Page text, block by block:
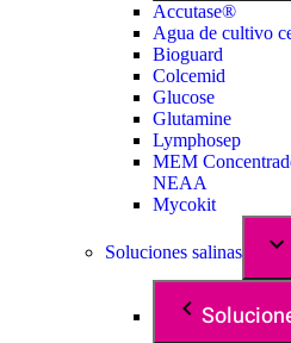
Accutase®
Agua de cultivo
Bioguard
Colcemid
Glucose
Glutamine
Lymphosep
MEM
NEAA
Mycokit
Soluciones salinas